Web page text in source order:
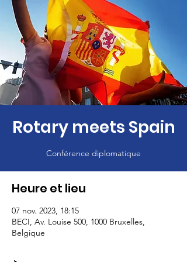
Rotary meets Spain
Conférence diplomatique
Heure et lieu
07 nov. 2023, 18:15
BECI, Av. Louise 500, 1000 Bruxelles,
Belgique